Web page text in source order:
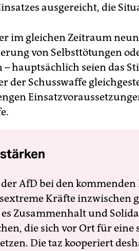
ausgereicht, die
im gleichen Zeitraum
von Selbsttötungen
hauptsächlich seien das
der Schusswaffe
AfD bei den
Kräfte inzwischen
Zusammenhalt und
die sich vor Ort für eine
Die taz kooperiert